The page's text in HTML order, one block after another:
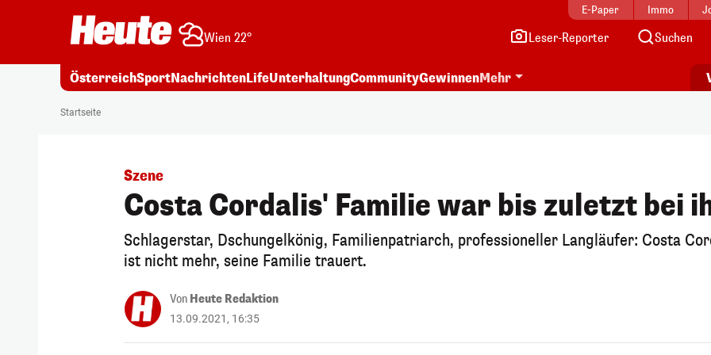
E-Paper Immo
Wien 22° Leser-Reporter Suchen
ÖsterreichSportNachrichtenLifeUnterhaltungCommunityGewinnenMehr
Startseite
Szene
Costa Cordalis' Familie war bis zuletzt bei
Schlagerstar, Dschungelkönig, Familienpatriarch, professioneller Langläufer: Costa
ist nicht mehr, seine Familie trauert.
Von Heute Redaktion
13.09.2021, 16:35